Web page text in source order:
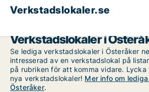
Verkstadslokaler.se
Verkstadslokaler i
Se lediga verkstadslokaler i Österåker
intresserad av en verkstadslokal på
på rubriken för att komma vidare. Lycka
nya verkstadslokaler! Mer info om
Österåker.